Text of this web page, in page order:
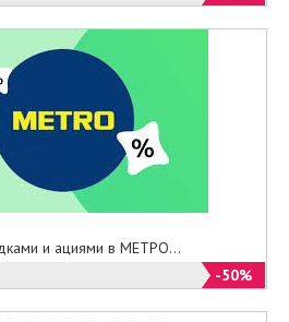
и ациями в МЕТРО...
-50%